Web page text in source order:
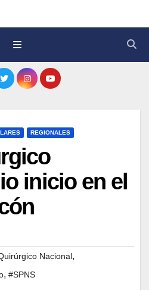
REGIONALES
inicio en el
Nacional,
, #SPNS